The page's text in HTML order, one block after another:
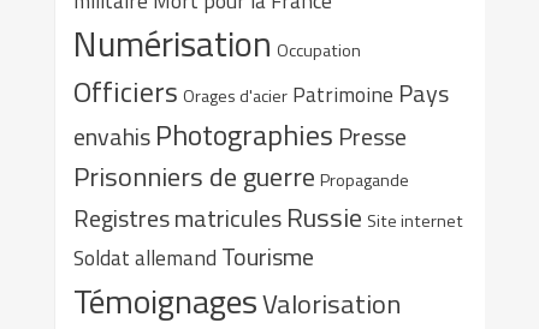
Numérisation Occupation
Officiers Orages d'acier Patrimoine Pays
envahis Photographies Presse
Prisonniers de guerre Propagande
Registres matricules Russie Site internet
Soldat allemand Tourisme
TémoignagesValorisation